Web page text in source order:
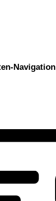
Navigation